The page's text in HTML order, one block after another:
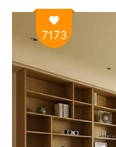
7173